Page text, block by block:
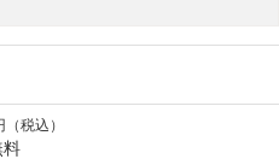
税込）
料